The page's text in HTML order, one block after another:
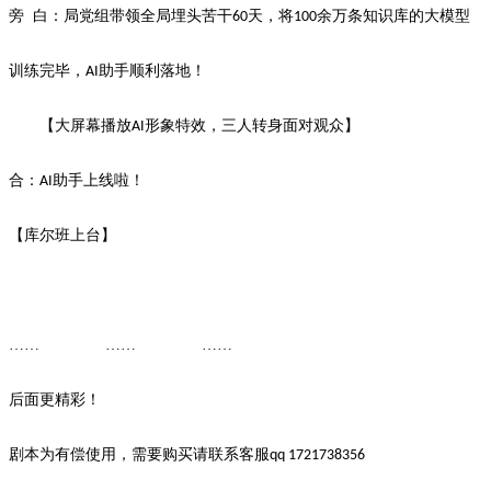
旁 白：局党组带领全局埋头苦干60天，将100余万条知识库的大模型
训练完毕， AI助手顺利落地！
【大屏幕播放AI形象特效，三人转身面对观众】
合： AI助手上线啦！
【库尔班上台】
后面更精彩！
剧本为有偿使用，需要购买请联系客服qq 1721738356